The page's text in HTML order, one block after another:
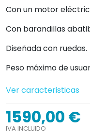
Con un motor
Con barandillas
Diseñada con ruedas.
Peso máximo de
Ver caracteristicas
1590,00 €
IVA INCLUIDO